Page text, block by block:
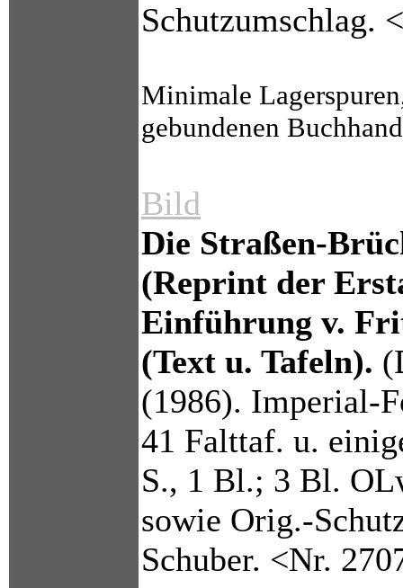
Schutzumschlag.
Minimale
gebundenen
Bild
Die Straßen-
(Reprint der
Einführung v.
(Text u. Tafeln).
(1986). Imperial-
41 Falttaf. u.
S., 1 Bl.; 3 Bl.
sowie Orig.-
Schuber. <Nr.